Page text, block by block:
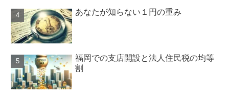
あなたが知らない１円の重み
福岡での支店開設と法人住民税の均等
割